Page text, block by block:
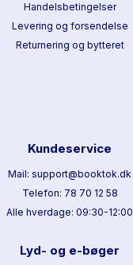
Handelsbetingelser
Levering og forsendelse
Returnering og bytteret
Kundeservice
Mail: support@booktok.dk
Telefon: 78 70 12 58
Alle hverdage: 09:30-12:00
Lyd- og e-bøger